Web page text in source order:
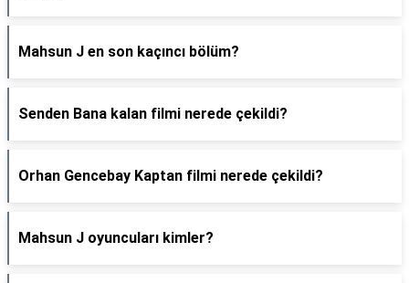
Mahsun J en son kaçıncı bölüm?
Senden Bana kalan filmi nerede çekildi?
Orhan Gencebay Kaptan filmi nerede çekildi?
Mahsun J oyuncuları kimler?